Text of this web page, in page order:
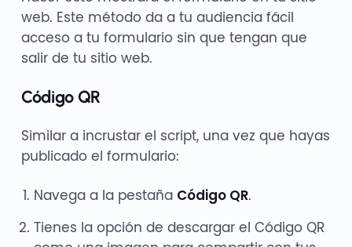
web. Este método da a tu audiencia fácil
acceso a tu formulario sin que tengan que
salir de tu sitio web.
Código QR
Similar a incrustar el script, una vez que hayas
publicado el formulario:
Navega a la pestaña Código QR.
Tienes la opción de descargar el Código QR